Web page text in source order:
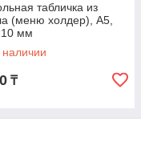
табличка из
(меню холдер), А5,
мм
наличии
₸